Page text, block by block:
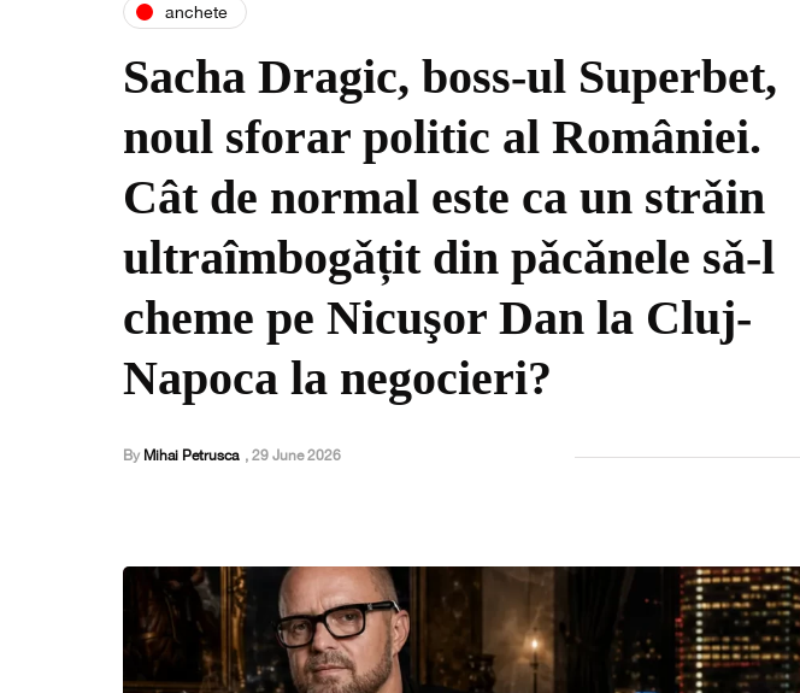
anchete
Sacha Dragic, boss-ul Superbet,
noul sforar politic al României.
Cât de normal este ca un strǎin
ultraîmbogǎțit din pǎcǎnele sǎ-l
cheme pe Nicuşor Dan la Cluj-
Napoca la negocieri?
By Mihai Petrusca , 29 June 2026